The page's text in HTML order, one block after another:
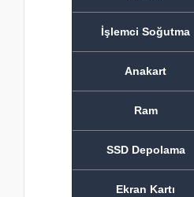
İşlemci Soğutma
Anakart
Ram
SSD Depolama
Ekran Kartı